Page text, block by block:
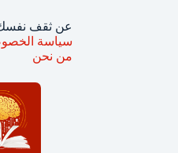
عن ثقف
سياسة
من نحن